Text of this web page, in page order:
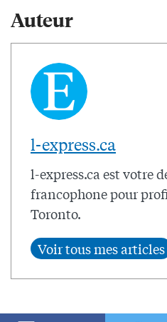
Auteur
l-express.ca
l-express.ca est votre
francophone pour
Toronto.